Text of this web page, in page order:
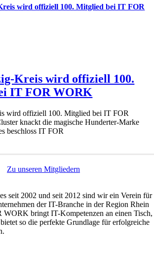
wird offiziell 100. Mitglied bei IT FOR
Kreis wird offiziell 100.
IT FOR WORK
wird offiziell 100. Mitglied bei IT FOR
knackt die magische Hunderter-Marke
beschloss IT FOR
Zu unseren Mitgliedern
seit 2002 und seit 2012 sind wir ein Verein für
der IT-Branche in der Region Rhein
bringt IT-Kompetenzen an einen Tisch,
so die perfekte Grundlage für erfolgreiche